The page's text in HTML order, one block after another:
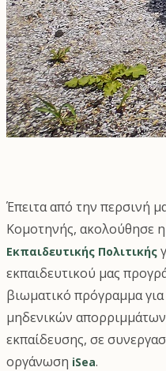
Έπειτα από την περσινή
Κομοτηνής, ακολούθησε η
Εκπαιδευτικής Πολιτικής
εκπαιδευτικού μας
βιωματικό πρόγραμμα
μηδενικών
εκπαίδευσης, σε
οργάνωση iSea.